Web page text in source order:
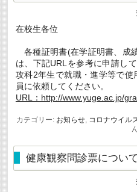
在校生各位
各種証明書(在学証明書、成
は、下記URLを参考に申請し
攻科2年生で就職・進学等で
員に依頼してください。
URL：http://www.yuge.ac.jp/
カテゴリー: お知らせ コロナウイル
健康観察問診票について